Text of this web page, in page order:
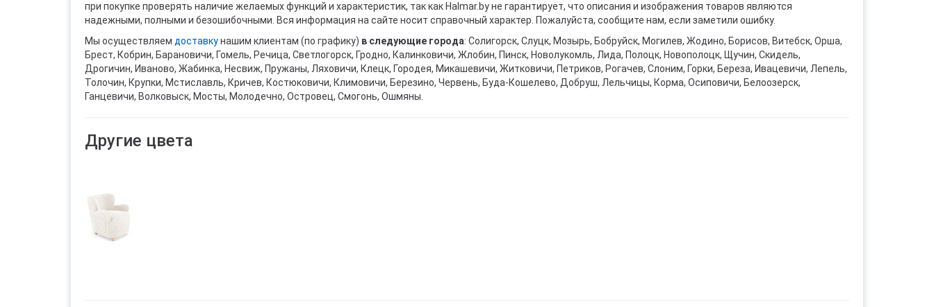
при покупке проверять наличие желаемых функций и характеристик, так как Halmar.by не гарантирует, что описания и изображения товаров являются
надежными, полными и безошибочными. Вся информация на сайте носит справочный характер. Пожалуйста, сообщите нам, если заметили ошибку.
Мы осуществляем доставкунашим клиентам (по графику) в следующие города: Солигорск, Слуцк, Мозырь, Бобруйск, Могилев, Жодино, Борисов, Витебск, Орша,
Брест, Кобрин, Барановичи, Гомель, Речица, Светлогорск, Гродно, Калинковичи, Жлобин, Пинск, Новолукомль, Лида, Полоцк, Новополоцк, Щучин, Скидель,
Дрогичин, Иваново, Жабинка, Несвиж, Пружаны, Ляховичи, Клецк, Городея, Микашевичи, Житковичи, Петриков, Рогачев, Слоним, Горки, Береза, Ивацевичи, Лепель,
Толочин, Крупки, Мстиславль, Кричев, Костюковичи, Климовичи, Березино, Червень, Буда-Кошелево, Добруш, Лельчицы, Корма, Осиповичи, Белоозерск,
Ганцевичи, Волковыск, Мосты, Молодечно, Островец, Смогонь, Ошмяны.
Другие цвета